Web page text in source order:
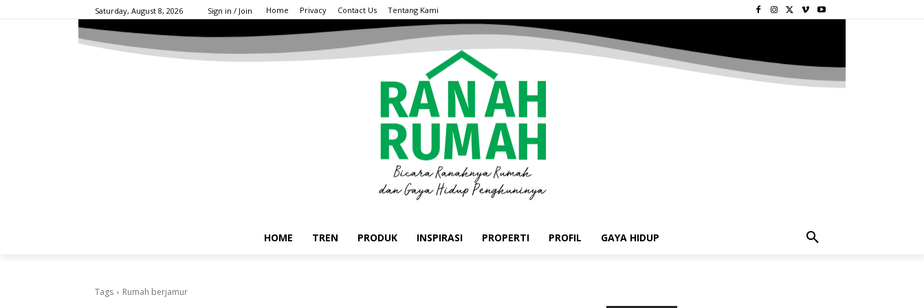
Saturday, August 8, 2026 Sign in / Join Home Privacy Contact Us Tentang Kami
HOME TREN PRODUK INSPIRASI PROPERTI PROFIL GAYA HIDUP
Tags Rumah berjamur